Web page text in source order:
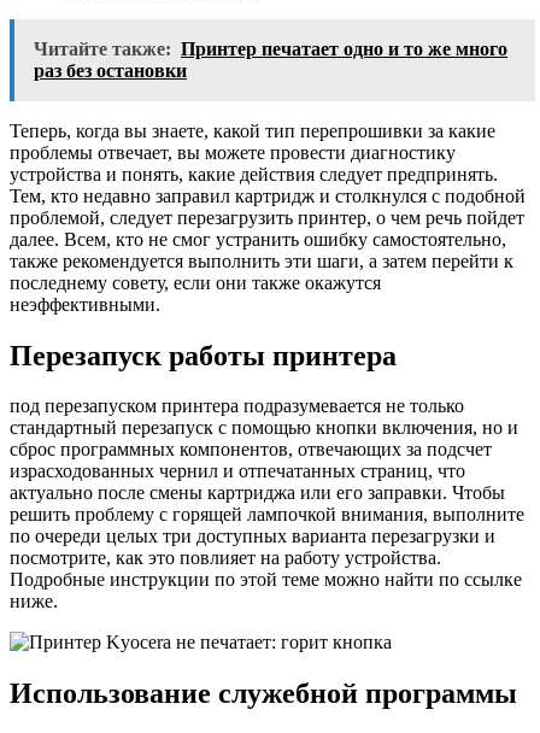
Читайте также: Принтер печатает одно и то же много
раз без остановки
Теперь, когда вы знаете, какой тип перепрошивки за какие
проблемы отвечает, вы можете провести диагностику
устройства и понять, какие действия следует предпринять.
Тем, кто недавно заправил картридж и столкнулся с подобной
проблемой, следует перезагрузить принтер, о чем речь пойдет
далее. Всем, кто не смог устранить ошибку самостоятельно,
также рекомендуется выполнить эти шаги, а затем перейти к
последнему совету, если они также окажутся
неэффективными.
Перезапуск работы принтера
под перезапуском принтера подразумевается не только
стандартный перезапуск с помощью кнопки включения, но и
сброс программных компонентов, отвечающих за подсчет
израсходованных чернил и отпечатанных страниц, что
актуально после смены картриджа или его заправки. Чтобы
решить проблему с горящей лампочкой внимания, выполните
по очереди целых три доступных варианта перезагрузки и
посмотрите, как это повлияет на работу устройства.
Подробные инструкции по этой теме можно найти по ссылке
ниже.
Использование служебной программы